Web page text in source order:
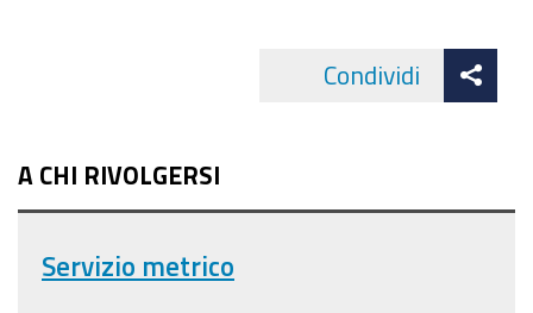
Condividi
A CHI RIVOLGERSI
Servizio metrico